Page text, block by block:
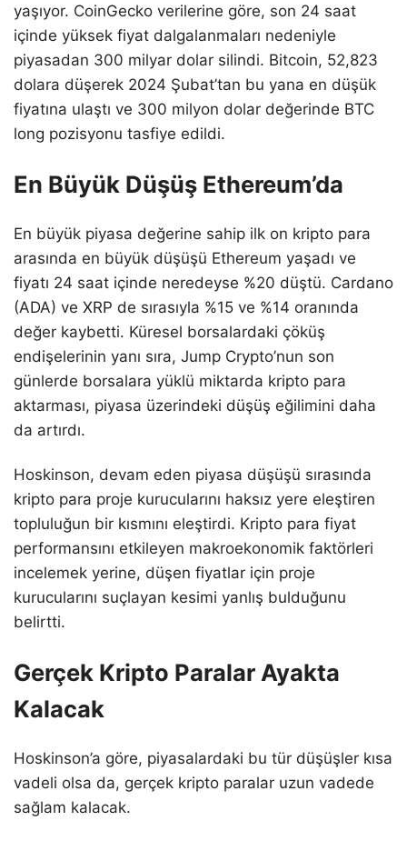
yaşıyor. CoinGecko verilerine göre, son 24 saat
içinde yüksek fiyat dalgalanmaları nedeniyle
piyasadan 300 milyar dolar silindi. Bitcoin, 52,823
dolara düşerek 2024 Şubat’tan bu yana en düşük
fiyatına ulaştı ve 300 milyon dolar değerinde BTC
long pozisyonu tasfiye edildi.
En Büyük Düşüş Ethereum’da
En büyük piyasa değerine sahip ilk on kripto para
arasında en büyük düşüşü Ethereum yaşadı ve
fiyatı 24 saat içinde neredeyse %20 düştü. Cardano
(ADA) ve XRP de sırasıyla %15 ve %14 oranında
değer kaybetti. Küresel borsalardaki çöküş
endişelerinin yanı sıra, Jump Crypto’nun son
günlerde borsalara yüklü miktarda kripto para
aktarması, piyasa üzerindeki düşüş eğilimini daha
da artırdı.
Hoskinson, devam eden piyasa düşüşü sırasında
kripto para proje kurucularını haksız yere eleştiren
topluluğun bir kısmını eleştirdi. Kripto para fiyat
performansını etkileyen makroekonomik faktörleri
incelemek yerine, düşen fiyatlar için proje
kurucularını suçlayan kesimi yanlış bulduğunu
belirtti.
Gerçek Kripto Paralar Ayakta
Kalacak
Hoskinson’a göre, piyasalardaki bu tür düşüşler kısa
vadeli olsa da, gerçek kripto paralar uzun vadede
sağlam kalacak.